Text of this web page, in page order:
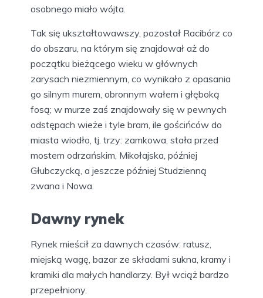
osobnego miało wójta.
Tak się ukształtowawszy, pozostał Racibórz co
do obszaru, na którym się znajdował aż do
początku bieżącego wieku w głównych
zarysach niezmiennym, co wynikało z opasania
go silnym murem, obronnym wałem i głęboką
fosą; w murze zaś znajdowały się w pewnych
odstępach wieże i tyle bram, ile gościńców do
miasta wiodło, tj. trzy: zamkowa, stała przed
mostem odrzańskim, Mikołajska, później
Głubczycką, a jeszcze później Studzienną
zwana i Nowa.
Dawny rynek
Rynek mieścił za dawnych czasów: ratusz,
miejską wagę, bazar ze składami sukna, kramy i
kramiki dla małych handlarzy. Był wciąż bardzo
przepełniony.